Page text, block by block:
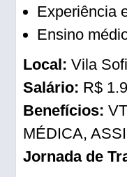
Experiência
Ensino
Local: Vila
Salário: R$
Benefícios:
MÉDICA,
Jornada de